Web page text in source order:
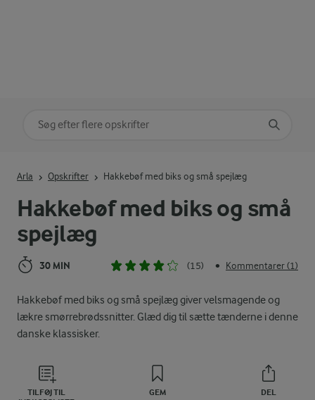
Hakkebøf med biks og små
spejlæg
30 MIN (15) • Kommentarer (1)
Hakkebøf med biks og små spejlæg giver velsmagende og
lækre smørrebrødssnitter. Glæd dig til sætte tænderne i denne
danske klassisker.
TILFØJ TIL
GEM DEL
Arla Opskrifter Hakkebøf med biks og små spejlæg
Søg på kategori